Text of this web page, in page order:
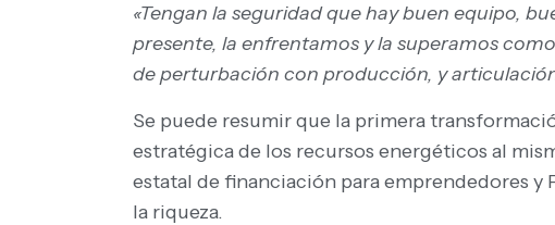
«Tengan la seguridad que hay buen equipo,
presente, la enfrentamos y la superamos
de perturbación con producción, y
Se puede resumir que la primera
estratégica de los recursos energéticos al
estatal de financiación para emprendedores
la riqueza.